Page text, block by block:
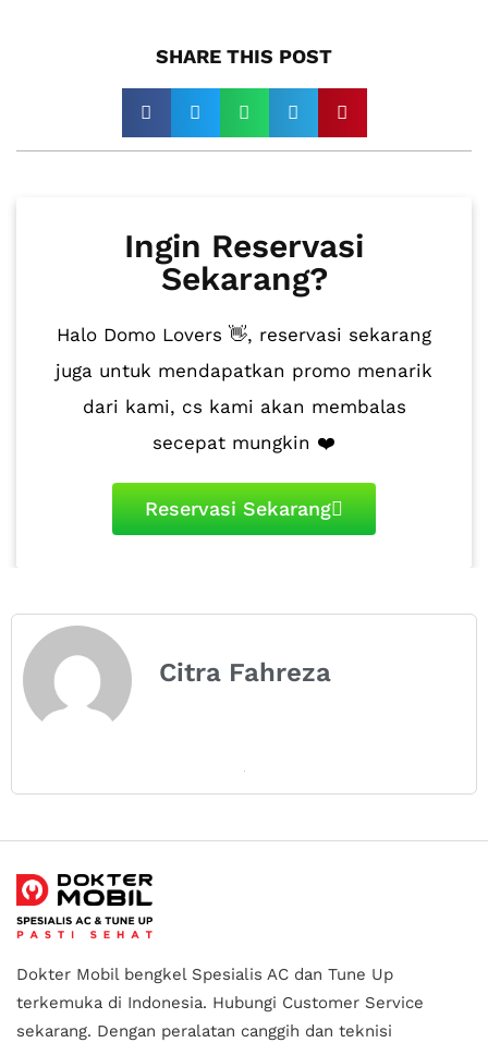
SHARE THIS POST​
Ingin Reservasi
Sekarang?
Halo Domo Lovers 👋, reservasi sekarang
juga untuk mendapatkan promo menarik
dari kami, cs kami akan membalas
secepat mungkin ❤️
Reservasi Sekarang
Citra Fahreza
Dokter Mobil bengkel Spesialis AC dan Tune Up
terkemuka di Indonesia. Hubungi Customer Service
sekarang. Dengan peralatan canggih dan teknisi